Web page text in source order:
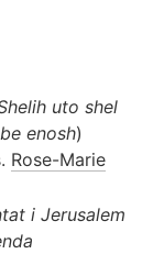
uto shel
enosh)
Rose-Marie
i Jerusalem